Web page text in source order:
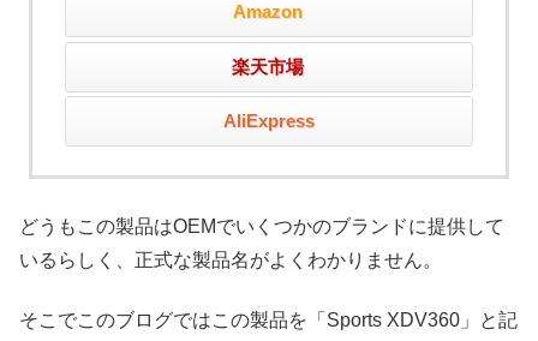
Amazon
楽天市場
AliExpress
どうもこの製品はOEMでいくつかのブランドに提供して
いるらしく、正式な製品名がよくわかりません。
そこでこのブログではこの製品を「Sports XDV360」と記